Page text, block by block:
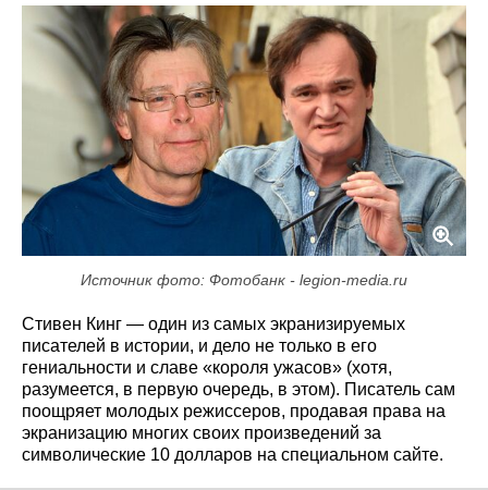
Источник фото: Фотобанк - legion-media.ru
Стивен Кинг — один из самых экранизируемых
писателей в истории, и дело не только в его
гениальности и славе «короля ужасов» (хотя,
разумеется, в первую очередь, в этом). Писатель сам
поощряет молодых режиссеров, продавая права на
экранизацию многих своих произведений за
символические 10 долларов на специальном сайте.